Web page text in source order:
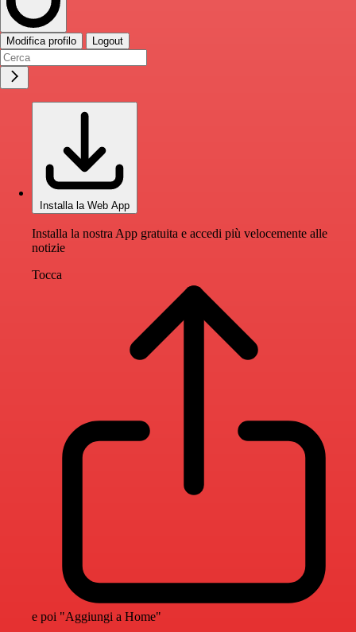
Modifica profilo Logout
Installa la Web App
Installa la nostra App gratuita e accedi più velocemente alle
notizie
Tocca
e poi "Aggiungi a Home"